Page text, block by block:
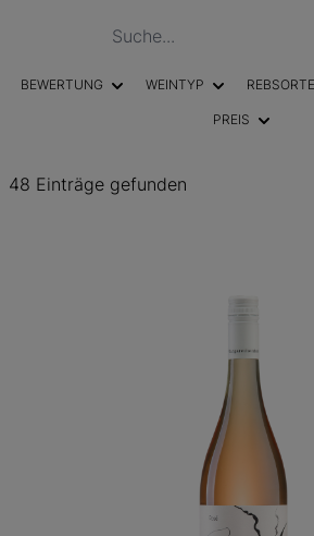
BEWERTUNG WEINTYP REBSORTE
PREIS
48 Einträge gefunden